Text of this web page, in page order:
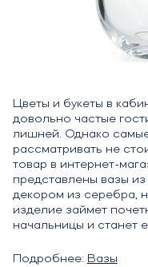
Цветы и букеты в
довольно частые
лишней. Однако
рассматривать не
товар в интернет-
представлены вазы
декором из серебра,
изделие займет
начальницы и станет
Подробнее: Вазы